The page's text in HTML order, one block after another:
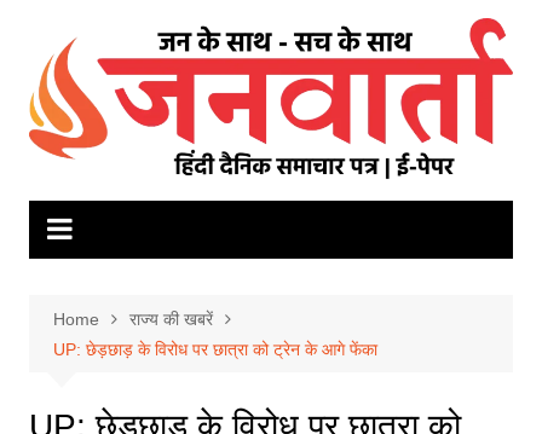
content
Home
राज्य की खबरें
UP: छेड़छाड़ के विरोध पर छात्रा को ट्रेन के आगे फेंका